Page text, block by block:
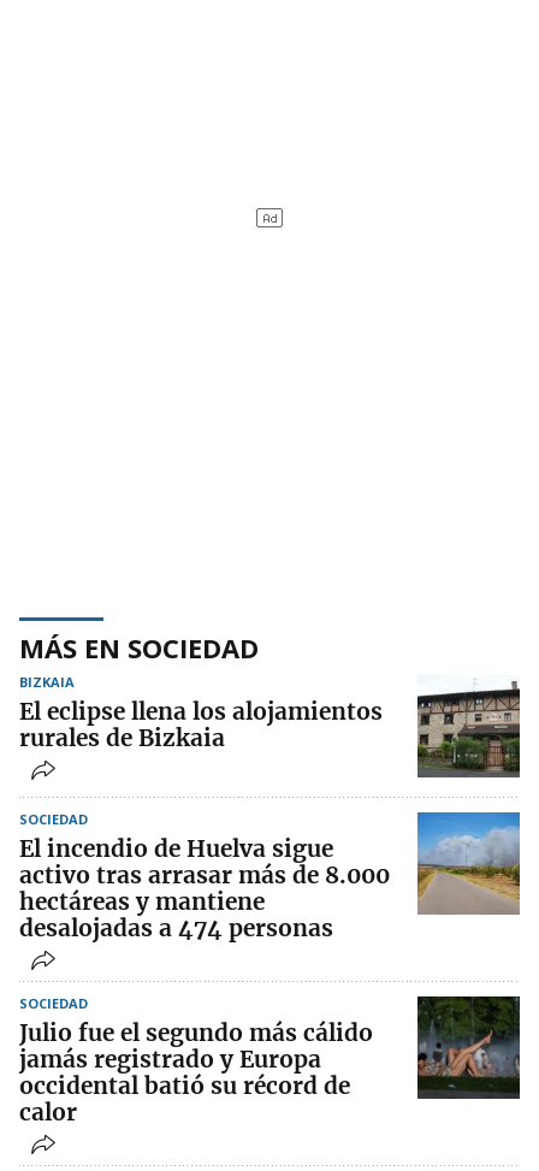
MÁS EN SOCIEDAD
BIZKAIA
El eclipse llena los alojamientos
rurales de Bizkaia
SOCIEDAD
El incendio de Huelva sigue
activo tras arrasar más de 8.000
hectáreas y mantiene
desalojadas a 474 personas
SOCIEDAD
Julio fue el segundo más cálido
jamás registrado y Europa
occidental batió su récord de
calor